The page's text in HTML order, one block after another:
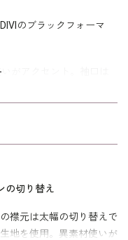
のブラックフォーマ
がアクセント。袖口は
取った女性らしいシル
り替えラインでスッキ
います。
の切り替え
襟元は太幅の切り替えで
地を使用。異素材使いが